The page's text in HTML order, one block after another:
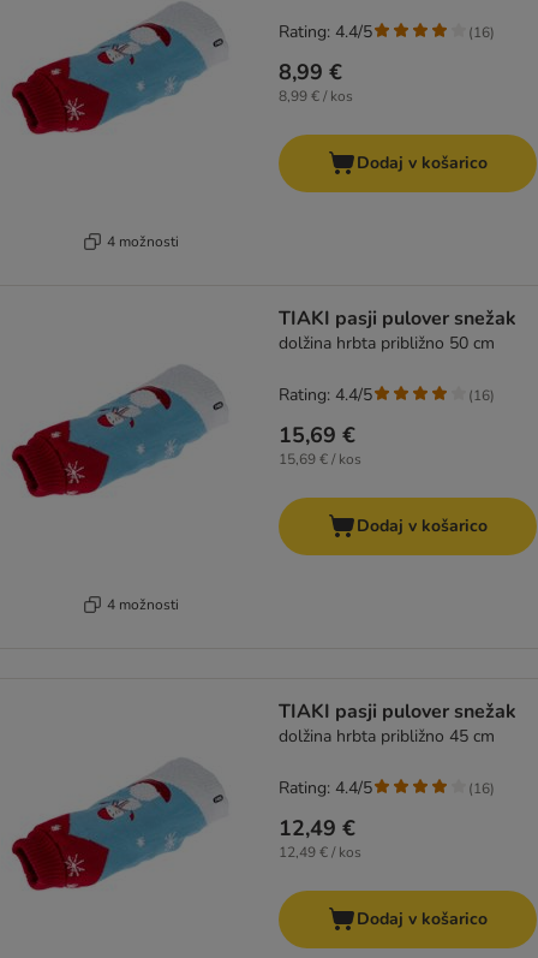
4 možnosti
8,99 €
8,99 € / kos
Rating: 4.4/5 (16)
Dodaj v košarico
4 možnosti
TIAKI pasji pulover snežak
dolžina hrbta približno 50 cm
15,69 €
15,69 € / kos
Rating: 4.4/5 (16)
Dodaj v košarico
TIAKI pasji pulover snežak
dolžina hrbta približno 45 cm
12,49 €
12,49 € / kos
Rating: 4.4/5 (16)
Dodaj v košarico